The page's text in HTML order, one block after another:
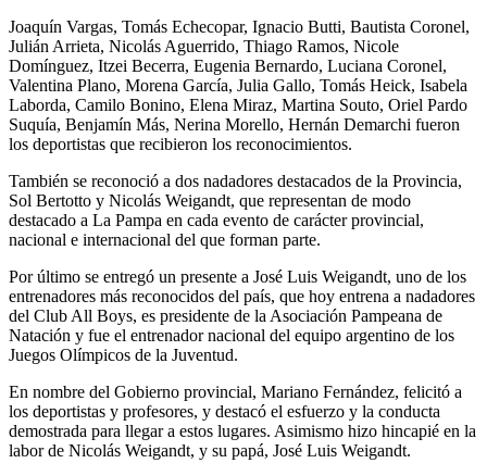
Joaquín Vargas, Tomás Echecopar, Ignacio Butti, Bautista Coronel,
Julián Arrieta, Nicolás Aguerrido, Thiago Ramos, Nicole
Domínguez, Itzei Becerra, Eugenia Bernardo, Luciana Coronel,
Valentina Plano, Morena García, Julia Gallo, Tomás Heick, Isabela
Laborda, Camilo Bonino, Elena Miraz, Martina Souto, Oriel Pardo
Suquía, Benjamín Más, Nerina Morello, Hernán Demarchi fueron
los deportistas que recibieron los reconocimientos.
También se reconoció a dos nadadores destacados de la Provincia,
Sol Bertotto y Nicolás Weigandt, que representan de modo
destacado a La Pampa en cada evento de carácter provincial,
nacional e internacional del que forman parte.
Por último se entregó un presente a José Luis Weigandt, uno de los
entrenadores más reconocidos del país, que hoy entrena a nadadores
del Club All Boys, es presidente de la Asociación Pampeana de
Natación y fue el entrenador nacional del equipo argentino de los
Juegos Olímpicos de la Juventud.
En nombre del Gobierno provincial, Mariano Fernández, felicitó a
los deportistas y profesores, y destacó el esfuerzo y la conducta
demostrada para llegar a estos lugares. Asimismo hizo hincapié en la
labor de Nicolás Weigandt, y su papá, José Luis Weigandt.